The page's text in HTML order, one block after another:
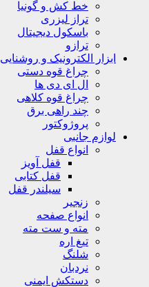
خط کش و گونیا
تراز لیزری
باسکول دیجیتال
ترازو
ابزار الکترونیک و روشنایی
چراغ قوه دستی
ال ای دی ها
چراغ قوه کلاهی
چند راهی برق
پروژوکتور
لوازم جانبی
انواع قفل
قفل آویز
قفل کتابی
سیلندر قفل
زنجیر
انواع صفحه
مته و ست مته
تیغ اره
شلنگ
نردبان
دستکش ایمنی